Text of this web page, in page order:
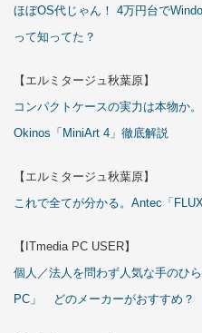
ほぼOS代じゃん！ 4万円台で
って知ってた？
【エルミタージュ秋葉原】
コンパクトケースの実力は本物か
Okinos「MiniArt 4」徹底解説
【エルミタージュ秋葉原】
これで全てが分かる。Antec「
【ITmedia PC USER】
個人／法人を問わず人気な手のひ
PC」 どのメーカーがおすすめ？